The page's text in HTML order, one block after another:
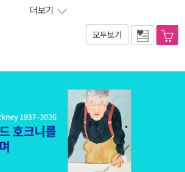
더보기
모두보기